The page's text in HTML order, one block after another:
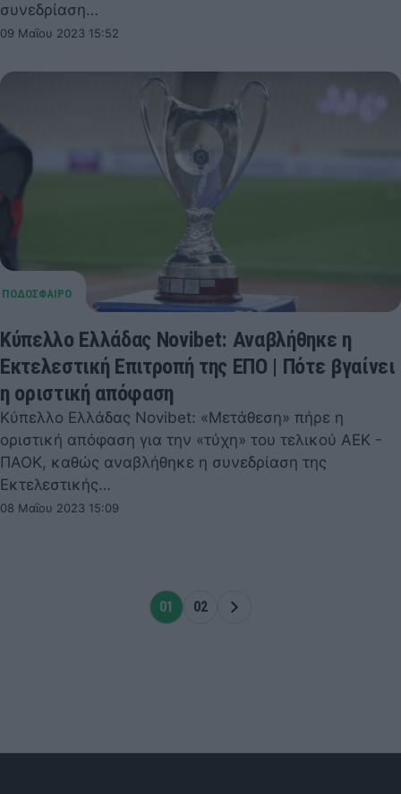
συνεδρίαση…
09 Μαΐου 2023 15:52
Κύπελλο Ελλάδας Novibet: Αναβλήθηκε η
Εκτελεστική Επιτροπή της ΕΠΟ | Πότε βγαίνει
η οριστική απόφαση
Κύπελλο Ελλάδας Novibet: «Μετάθεση» πήρε η
οριστική απόφαση για την «τύχη» του τελικού ΑΕΚ -
ΠΑΟΚ, καθώς αναβλήθηκε η συνεδρίαση της
Εκτελεστικής…
08 Μαΐου 2023 15:09
01 02